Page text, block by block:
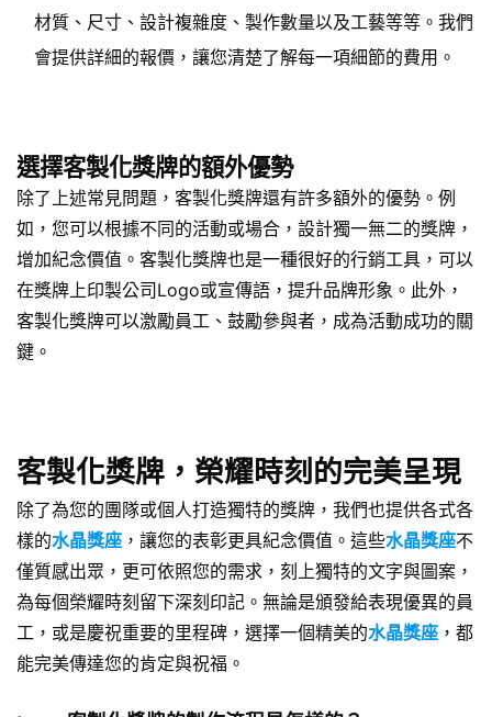
材質、尺寸、設計複雜度、製作數量以及工藝等等。我們
會提供詳細的報價，讓您清楚了解每一項細節的費用。
選擇客製化獎牌的額外優勢
除了上述常見問題，客製化獎牌還有許多額外的優勢。例
如，您可以根據不同的活動或場合，設計獨一無二的獎牌，
增加紀念價值。客製化獎牌也是一種很好的行銷工具，可以
在獎牌上印製公司Logo或宣傳語，提升品牌形象。此外，
客製化獎牌可以激勵員工、鼓勵參與者，成為活動成功的關
鍵。
客製化獎牌，榮耀時刻的完美呈現
除了為您的團隊或個人打造獨特的獎牌，我們也提供各式各
樣的水晶獎座 ，讓您的表彰更具紀念價值。這些水晶獎座不
僅質感出眾，更可依照您的需求，刻上獨特的文字與圖案，
為每個榮耀時刻留下深刻印記。無論是頒發給表現優異的員
工，或是慶祝重要的里程碑，選擇一個精美的水晶獎座 ，都
能完美傳達您的肯定與祝福。